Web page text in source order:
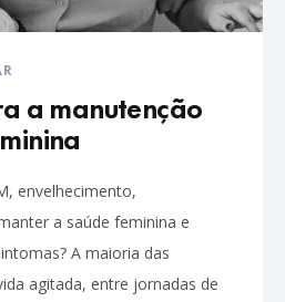
a manutenção
envelhecimento,
a saúde feminina e
A maioria das
agitada, entre jornadas de